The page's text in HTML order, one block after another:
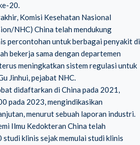
20.
Komisi Kesehatan Nasional
NHC) China telah mendukung
percontohan untuk berbagai penyakit di
bekerja sama dengan departemen
meningkatkan sistem regulasi untuk
Jinhui, pejabat NHC.
didaftarkan di China pada 2021,
pada 2023, mengindikasikan
menurut sebuah laporan industri.
Ilmu Kedokteran China telah
studi klinis sejak memulai studi klinis